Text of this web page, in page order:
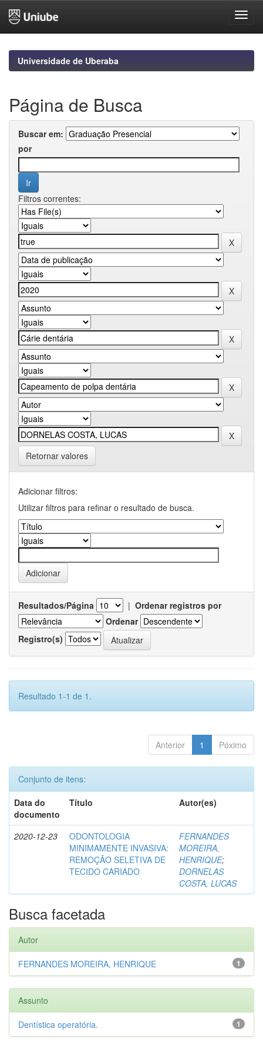
navigationUniversidade de Uberaba
Página de Busca
Buscar em:
por
Filtros correntes:
Retornar valores
Adicionar filtros:
Utilizar filtros para refinar o resultado de busca.
Resultados/Página | Ordenar registros por
Ordenar
Registro(s)
Resultado 1-1 de 1.
Anterior 1 Póximo
Conjunto de itens:
Data do
documento
Título Autor(es)
2020-12-23
ODONTOLOGIA
MINIMAMENTE INVASIVA:
REMOÇÃO SELETIVA DE
TECIDO CARIADO
FERNANDES
MOREIRA,
HENRIQUE;
DORNELAS
COSTA, LUCAS
Busca facetada
Autor
1
FERNANDES MOREIRA, HENRIQUE
Assunto
1
Dentística operatória.